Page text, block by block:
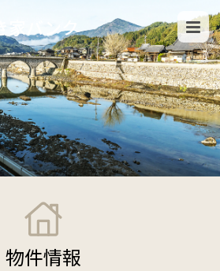
家バンク
物件情報